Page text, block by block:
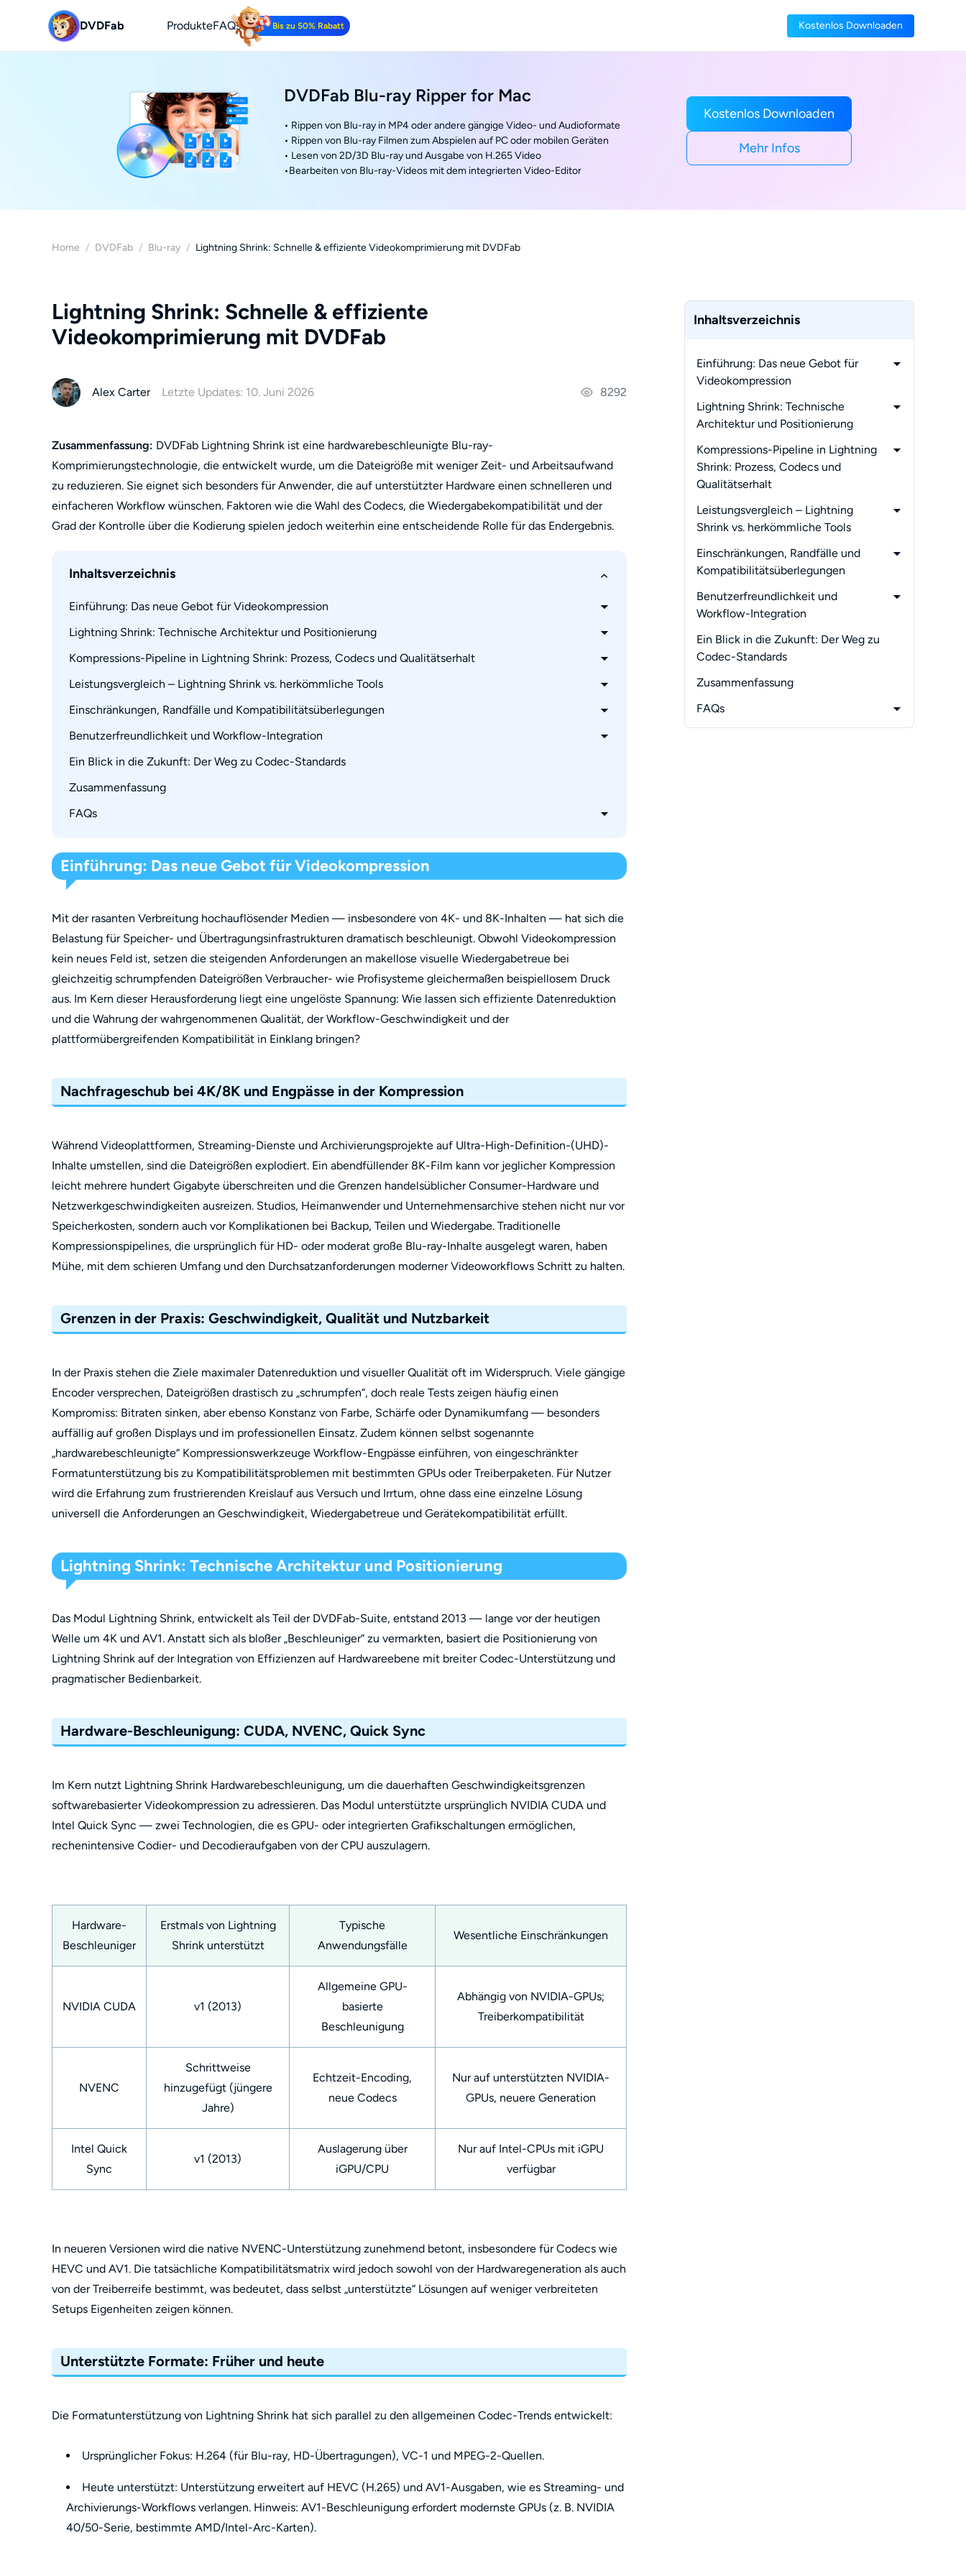
DVDFab ProdukteFAQs Bis zu 50% Rabatt Kostenlos Downloaden
DVDFab Blu-ray Ripper for Mac
• Rippen von Blu-ray in MP4 oder andere gängige Video- und Audioformate
• Rippen von Blu-ray Filmen zum Abspielen auf PC oder mobilen Geräten
• Lesen von 2D/3D Blu-ray und Ausgabe von H.265 Video
•Bearbeiten von Blu-ray-Videos mit dem integrierten Video-Editor
Kostenlos Downloaden
Mehr Infos
Home / DVDFab / Blu-ray / Lightning Shrink: Schnelle & effiziente Videokomprimierung mit DVDFab
Lightning Shrink: Schnelle & effiziente
Videokomprimierung mit DVDFab
Alex Carter Letzte Updates: 10. Juni 2026 8292
Zusammenfassung: DVDFab Lightning Shrink ist eine hardwarebeschleunigte Blu-ray-
Komprimierungstechnologie, die entwickelt wurde, um die Dateigröße mit weniger Zeit- und Arbeitsaufwand
zu reduzieren. Sie eignet sich besonders für Anwender, die auf unterstützter Hardware einen schnelleren und
einfacheren Workflow wünschen. Faktoren wie die Wahl des Codecs, die Wiedergabekompatibilität und der
Grad der Kontrolle über die Kodierung spielen jedoch weiterhin eine entscheidende Rolle für das Endergebnis.
Inhaltsverzeichnis
Einführung: Das neue Gebot für Videokompression
Nachfrageschub bei 4K/8K und Engpässe in der Kompression
Grenzen in der Praxis: Geschwindigkeit, Qualität und Nutzbarkeit
Lightning Shrink: Technische Architektur und Positionierung
Hardware-Beschleunigung: CUDA, NVENC, Quick Sync
Unterstützte Formate: Früher und heute
Szenario-Eignung: Wer profitiert wirklich?
Kompressions-Pipeline in Lightning Shrink: Prozess, Codecs und Qualitätserhalt
Dekodierungs- und Re-Kodierungs-Flowchart
Artefaktkontrolle und Messungen der Wahrnehmungsqualität
Leistungsvergleich – Lightning Shrink vs. herkömmliche Tools
Geschwindigkeits- und Effizienz-Benchmarks (BD/4K/HEVC/AV1)
Qualität vs. Dateigröße: Datenbasierter Vergleich
Falltabelle: Komprimieren verschiedener Medientypen
Einschränkungen, Randfälle und Kompatibilitätsüberlegungen
Hardware-/Plattformlücken und bekannte Probleme
Benutzerfreundlichkeit und Workflow-Integration
Herausforderungen bei großen oder professionellen Setups
Ein Blick in die Zukunft: Der Weg zu Codec-Standards
Zusammenfassung
FAQs
Ist HEVC oder AV1 besser für Blu-ray-Backups?
Einführung: Das neue Gebot für Videokompression
Mit der rasanten Verbreitung hochauflösender Medien — insbesondere von 4K- und 8K-Inhalten — hat sich die
Belastung für Speicher- und Übertragungsinfrastrukturen dramatisch beschleunigt. Obwohl Videokompression
kein neues Feld ist, setzen die steigenden Anforderungen an makellose visuelle Wiedergabetreue bei
gleichzeitig schrumpfenden Dateigrößen Verbraucher- wie Profisysteme gleichermaßen beispiellosem Druck
aus. Im Kern dieser Herausforderung liegt eine ungelöste Spannung: Wie lassen sich effiziente Datenreduktion
und die Wahrung der wahrgenommenen Qualität, der Workflow-Geschwindigkeit und der
plattformübergreifenden Kompatibilität in Einklang bringen?
Nachfrageschub bei 4K/8K und Engpässe in der Kompression
Während Videoplattformen, Streaming-Dienste und Archivierungsprojekte auf Ultra-High-Definition-(UHD)-
Inhalte umstellen, sind die Dateigrößen explodiert. Ein abendfüllender 8K-Film kann vor jeglicher Kompression
leicht mehrere hundert Gigabyte überschreiten und die Grenzen handelsüblicher Consumer-Hardware und
Netzwerkgeschwindigkeiten ausreizen. Studios, Heimanwender und Unternehmensarchive stehen nicht nur vor
Speicherkosten, sondern auch vor Komplikationen bei Backup, Teilen und Wiedergabe. Traditionelle
Kompressionspipelines, die ursprünglich für HD- oder moderat große Blu-ray-Inhalte ausgelegt waren, haben
Mühe, mit dem schieren Umfang und den Durchsatzanforderungen moderner Videoworkflows Schritt zu halten.
Grenzen in der Praxis: Geschwindigkeit, Qualität und Nutzbarkeit
In der Praxis stehen die Ziele maximaler Datenreduktion und visueller Qualität oft im Widerspruch. Viele gängige
Encoder versprechen, Dateigrößen drastisch zu „schrumpfen“, doch reale Tests zeigen häufig einen
Kompromiss: Bitraten sinken, aber ebenso Konstanz von Farbe, Schärfe oder Dynamikumfang — besonders
auffällig auf großen Displays und im professionellen Einsatz. Zudem können selbst sogenannte
„hardwarebeschleunigte“ Kompressionswerkzeuge Workflow-Engpässe einführen, von eingeschränkter
Formatunterstützung bis zu Kompatibilitätsproblemen mit bestimmten GPUs oder Treiberpaketen. Für Nutzer
wird die Erfahrung zum frustrierenden Kreislauf aus Versuch und Irrtum, ohne dass eine einzelne Lösung
universell die Anforderungen an Geschwindigkeit, Wiedergabetreue und Gerätekompatibilität erfüllt.
Lightning Shrink: Technische Architektur und Positionierung
Das Modul Lightning Shrink, entwickelt als Teil der DVDFab-Suite, entstand 2013 — lange vor der heutigen
Welle um 4K und AV1. Anstatt sich als bloßer „Beschleuniger“ zu vermarkten, basiert die Positionierung von
Lightning Shrink auf der Integration von Effizienzen auf Hardwareebene mit breiter Codec-Unterstützung und
pragmatischer Bedienbarkeit.
Hardware-Beschleunigung: CUDA, NVENC, Quick Sync
Im Kern nutzt Lightning Shrink Hardwarebeschleunigung, um die dauerhaften Geschwindigkeitsgrenzen
softwarebasierter Videokompression zu adressieren. Das Modul unterstützte ursprünglich NVIDIA CUDA und
Intel Quick Sync — zwei Technologien, die es GPU- oder integrierten Grafikschaltungen ermöglichen,
rechenintensive Codier- und Decodieraufgaben von der CPU auszulagern.
Hardware-
Beschleuniger
Erstmals von Lightning
Shrink unterstützt
Typische
Anwendungsfälle
Wesentliche Einschränkungen
NVIDIA CUDA v1 (2013)
Allgemeine GPU-
basierte
Beschleunigung
Abhängig von NVIDIA-GPUs;
Treiberkompatibilität
NVENC
Schrittweise
hinzugefügt (jüngere
Jahre)
Echtzeit-Encoding,
neue Codecs
Nur auf unterstützten NVIDIA-
GPUs, neuere Generation
Intel Quick
Sync
v1 (2013)
Auslagerung über
iGPU/CPU
Nur auf Intel-CPUs mit iGPU
verfügbar
In neueren Versionen wird die native NVENC-Unterstützung zunehmend betont, insbesondere für Codecs wie
HEVC und AV1. Die tatsächliche Kompatibilitätsmatrix wird jedoch sowohl von der Hardwaregeneration als auch
von der Treiberreife bestimmt, was bedeutet, dass selbst „unterstützte“ Lösungen auf weniger verbreiteten
Setups Eigenheiten zeigen können.
Unterstützte Formate: Früher und heute
Die Formatunterstützung von Lightning Shrink hat sich parallel zu den allgemeinen Codec-Trends entwickelt:
Ursprünglicher Fokus: H.264 (für Blu-ray, HD-Übertragungen), VC-1 und MPEG-2-Quellen.
Heute unterstützt: Unterstützung erweitert auf HEVC (H.265) und AV1-Ausgaben, wie es Streaming- und
Archivierungs-Workflows verlangen. Hinweis: AV1-Beschleunigung erfordert modernste GPUs (z. B. NVIDIA
40/50-Serie, bestimmte AMD/Intel-Arc-Karten).
Inhaltsverzeichnis
Einführung: Das neue Gebot für
Videokompression
-
Nachfrageschub bei 4K/8K und
Engpässe in der Kompression
Geschwindigkeit, Qualität und
Nutzbarkeit
Lightning Shrink: Technische
Architektur und Positionierung
- Hardware-Beschleunigung:
CUDA, NVENC, Quick Sync
- Unterstützte Formate:
-
Szenario-Eignung:
Kompressions-Pipeline in Lightning
Shrink: Prozess, Codecs und
Qualitätserhalt
-
Dekodierungs- und Re-Kodierungs-
Flowchart
Wahrnehmungsqualität
Leistungsvergleich – Lightning
Shrink vs. herkömmliche Tools
- Geschwindigkeits- und Effizienz-
Benchmarks (BD/4K/HEVC/AV1)
Datenbasierter Vergleich
Komprimieren verschiedener
Medientypen
Einschränkungen, Randfälle und
Kompatibilitätsüberlegungen
- Hardware-/Plattformlücken und
bekannte Probleme
Benutzerfreundlichkeit und
Workflow-Integration
- Herausforderungen bei großen oder
professionellen Setups
Ein Blick in die Zukunft: Der Weg zu
Codec-Standards
Zusammenfassung
FAQs
- Kann ich eine Blu-ray ohne